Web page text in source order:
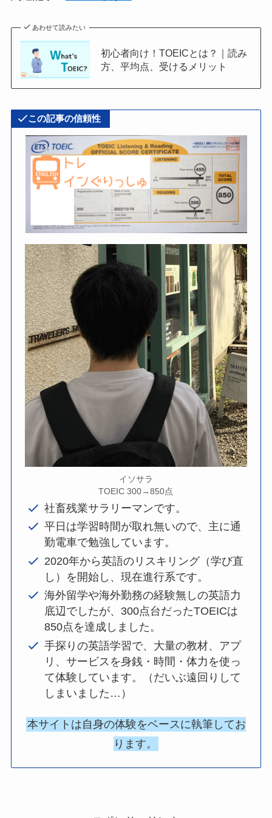
あわせて読みたい
初心者向け！TOEICとは？｜読み
方、平均点、受けるメリット
この記事の信頼性
イソサラ
TOEIC 300→850点
社畜残業サラリーマンです。
平日は学習時間が取れ無いので、主に通
勤電車で勉強しています。
2020年から英語のリスキリング（学び直
し）を開始し、現在進行系です。
海外留学や海外勤務の経験無しの英語力
底辺でしたが、300点台だったTOEICは
850点を達成しました。
手探りの英語学習で、大量の教材、アプ
リ、サービスを身銭・時間・体力を使っ
て体験しています。（だいぶ遠回りして
しまいました…）
本サイトは自身の体験をベースに執筆してお
ります。